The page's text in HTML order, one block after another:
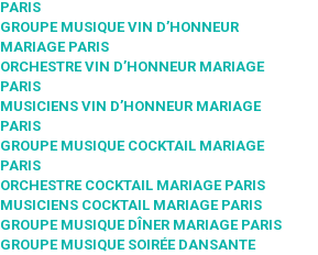
PARIS
GROUPE MUSIQUE VIN D’HONNEUR
MARIAGE PARIS
ORCHESTRE VIN D’HONNEUR MARIAGE
PARIS
MUSICIENS VIN D’HONNEUR MARIAGE
PARIS
GROUPE MUSIQUE COCKTAIL MARIAGE
PARIS
ORCHESTRE COCKTAIL MARIAGE PARIS
MUSICIENS COCKTAIL MARIAGE PARIS
GROUPE MUSIQUE DÎNER MARIAGE PARIS
GROUPE MUSIQUE SOIRÉE DANSANTE